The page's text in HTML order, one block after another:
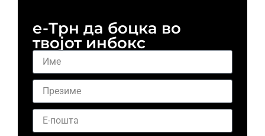
е-Трн да боцка во
твојот инбокс